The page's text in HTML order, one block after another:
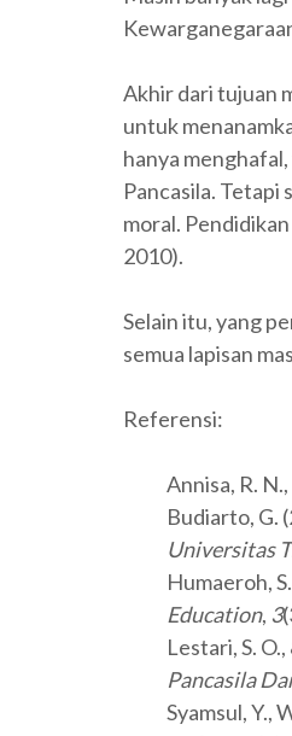
Akhir dari tujuan
untuk
hanya
Pancasila. Tetapi
moral.
2010).
Selain itu, yang
semua lapisan
Referensi:
Annisa, R.
Budiarto, G.
Universitas
Humaeroh,
Education, 3
Lestari, S.
Pancasila
Syamsul, Y.,